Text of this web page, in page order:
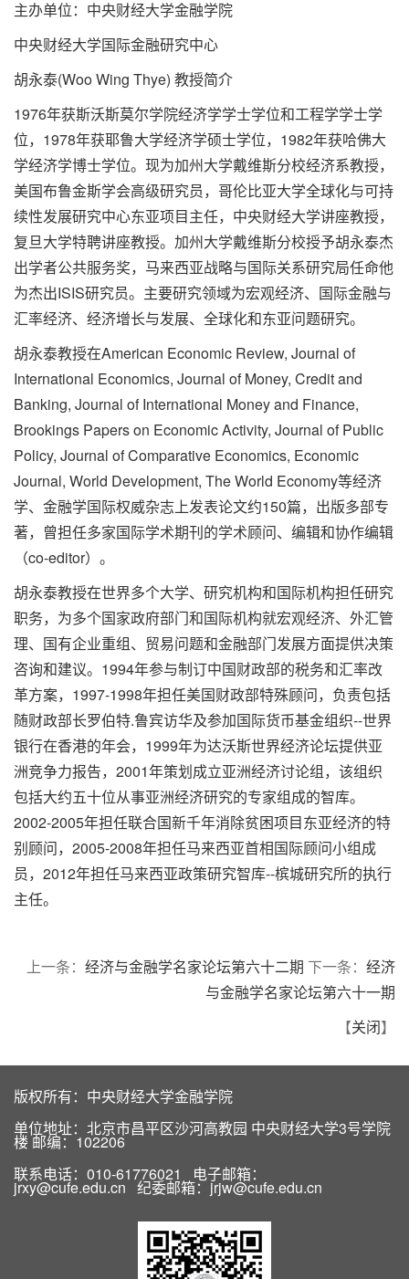
主办单位：中央财经大学金融学院
中央财经大学国际金融研究中心
胡永泰(Woo Wing Thye) 教授简介
1976年获斯沃斯莫尔学院经济学学士学位和工程学学士学
位，1978年获耶鲁大学经济学硕士学位，1982年获哈佛大
学经济学博士学位。现为加州大学戴维斯分校经济系教授，
美国布鲁金斯学会高级研究员，哥伦比亚大学全球化与可持
续性发展研究中心东亚项目主任，中央财经大学讲座教授，
复旦大学特聘讲座教授。加州大学戴维斯分校授予胡永泰杰
出学者公共服务奖，马来西亚战略与国际关系研究局任命他
为杰出ISIS研究员。主要研究领域为宏观经济、国际金融与
汇率经济、经济增长与发展、全球化和东亚问题研究。
胡永泰教授在American Economic Review, Journal of
International Economics, Journal of Money, Credit and
Banking, Journal of International Money and Finance,
Brookings Papers on Economic Activity, Journal of Public
Policy, Journal of Comparative Economics, Economic
Journal, World Development, The World Economy等经济
学、金融学国际权威杂志上发表论文约150篇，出版多部专
著，曾担任多家国际学术期刊的学术顾问、编辑和协作编辑
（co-editor）。
胡永泰教授在世界多个大学、研究机构和国际机构担任研究
职务，为多个国家政府部门和国际机构就宏观经济、外汇管
理、国有企业重组、贸易问题和金融部门发展方面提供决策
咨询和建议。1994年参与制订中国财政部的税务和汇率改
革方案，1997-1998年担任美国财政部特殊顾问，负责包括
随财政部长罗伯特.鲁宾访华及参加国际货币基金组织--世界
银行在香港的年会，1999年为达沃斯世界经济论坛提供亚
洲竞争力报告，2001年策划成立亚洲经济讨论组，该组织
包括大约五十位从事亚洲经济研究的专家组成的智库。
2002-2005年担任联合国新千年消除贫困项目东亚经济的特
别顾问，2005-2008年担任马来西亚首相国际顾问小组成
员，2012年担任马来西亚政策研究智库--槟城研究所的执行
主任。
上一条： 经济与金融学名家论坛第六十二期 下一条： 经济
与金融学名家论坛第六十一期
【关闭】
版权所有：中央财经大学金融学院
单位地址：北京市昌平区沙河高教园 中央财经大学3号学院
楼 邮编：102206
联系电话：010-61776021 电子邮箱：
jrxy@cufe.edu.cn 纪委邮箱：jrjw@cufe.edu.cn